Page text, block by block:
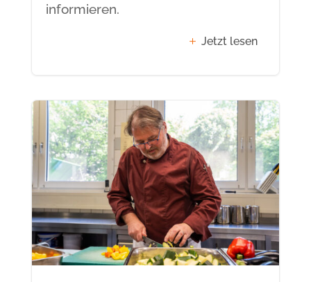
informieren.
Jetzt lesen